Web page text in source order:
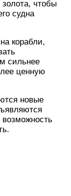
чтобы
судна
корабли,
сильнее
ценную
новые